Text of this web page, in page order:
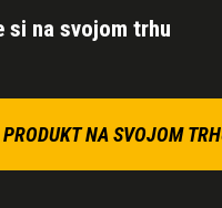
si na svojom trhu
NA SVOJOM